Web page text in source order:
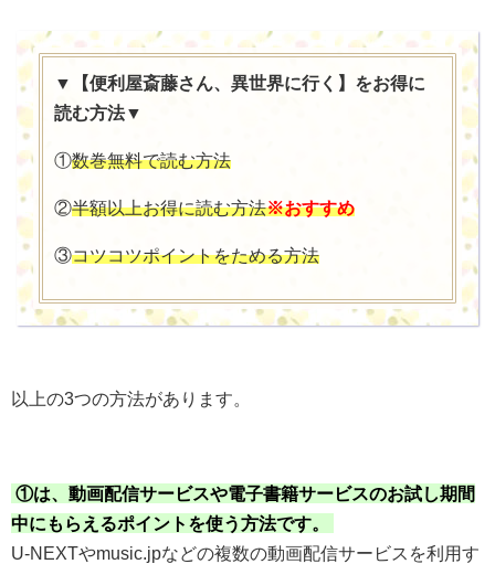
▼【便利屋斎藤さん、異世界に行く】をお得に
読む方法▼
①数巻無料で読む方法
②半額以上お得に読む方法※おすすめ
③コツコツポイントをためる方法
以上の3つの方法があります。
①は、動画配信サービスや電子書籍サービスのお試し期間
中にもらえるポイントを使う方法です。
U-NEXTやmusic.jpなどの複数の動画配信サービスを利用す